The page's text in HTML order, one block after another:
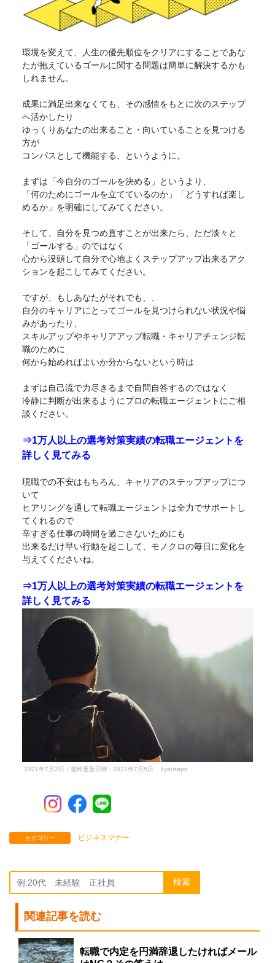
環境を変えて、人生の優先順位をクリアにすることであな
たが抱えているゴールに関する問題は簡単に解決するかも
しれません。
成果に満足出来なくても、その感情をもとに次のステップ
へ活かしたり
ゆっくりあなたの出来ること・向いていることを見つける
方が
コンパスとして機能する、というように。
まずは「今自分のゴールを決める」というより、
「何のためにゴールを立てているのか」「どうすれば楽し
めるか」を明確にしてみてください。
そして、自分を見つめ直すことが出来たら、ただ淡々と
「ゴールする」のではなく
心から没頭して自分で心地よくステップアップ出来るアク
ションを起こしてみてください。
ですが、もしあなたがそれでも、、
自分のキャリアにとってゴールを見つけられない状況や悩
みがあったり、
スキルアップやキャリアアップ転職・キャリアチェンジ転
職のために
何から始めればよいか分からないという時は
まずは自己流で力尽きるまで自問自答するのではなく
冷静に判断が出来るようにプロの転職エージェントにご相
談ください。
⇒1万人以上の選考対策実績の転職エージェントを
詳しく見てみる
現職での不安はもちろん、キャリアのステップアップにつ
いて
ヒアリングを通して転職エージェントは全力でサポートし
てくれるので
辛すぎる仕事の時間を過ごさないためにも
出来るだけ早い行動を起こして、モノクロの毎日に変化を
与えてくださいね。
⇒1万人以上の選考対策実績の転職エージェントを
詳しく見てみる
2021年7月2日 / 最終更新日時 : 2021年7月5日 kyarisapo
カテゴリー ビジネスマナー
検索
関連記事を読む
転職で内定を円満辞退したければメール